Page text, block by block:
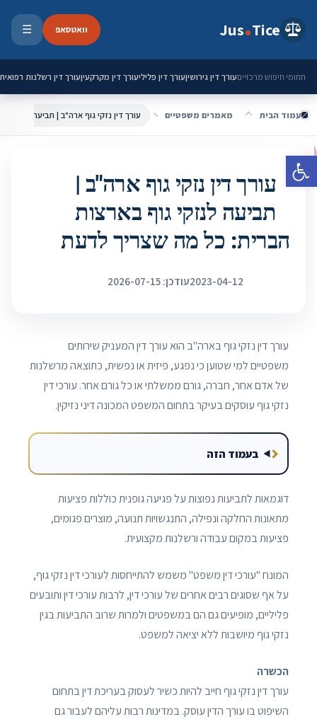
פתח סרגל נגישות
Jus Tice וואטסאפ ☰
תחומי חיפוש מרכזייםעורך דין גירושיןעורך דין פליליעורך דין מקרקעיןעורך דין רשלנות רפואית
עמוד הבית מאמרים משפטיים
עורך דין נזקי גוף ארה"ב |
תביעה לנזקי גוף בארצות
הברית: כל מה שצריך לדעת
2023-04-12עודכן: 2026-07-15
עורך דין נזקי גוף בארה"ב הוא עורך דין המעניק שירותים
משפטיים למי שטוען כי נפגע, פיזית או נפשית, כתוצאה מרשלנות
של אדם אחר, חברה, גורם ממשלתי או כל גורם אחר. עורכי דין
נזקי גוף עוסקים בעיקר בתחום המשפט המכונה דיני נזיקין.
בעמוד הזה
דוגמאות לתביעות נפוצות על פגיעה גופנית כוללות פציעות
מתאונות החלקה ונפילה, התנגשויות תנועה, מוצרים פגומים,
פציעות במקום עבודה ורשלנות מקצועית.
המונח "עורכי דין משפט" משמש להתייחסות לעורכי דין נזקי גוף,
על אף שסוגים רבים אחרים של עורכי דין, לרבות עורכי דין ותובעים
פליליים, מופיעים גם הם במשפטים ולמרות שרוב התביעות בגין
נזקי גוף מיושבות ללא יציאה למשפט.
הכשרה
עורך דין נזקי גוף חייב להיות כשיר לעסוק בעריכת דין בתחום
השיפוט בו עורך הדין עוסק. במדינות רבות עליהם לעבור גם